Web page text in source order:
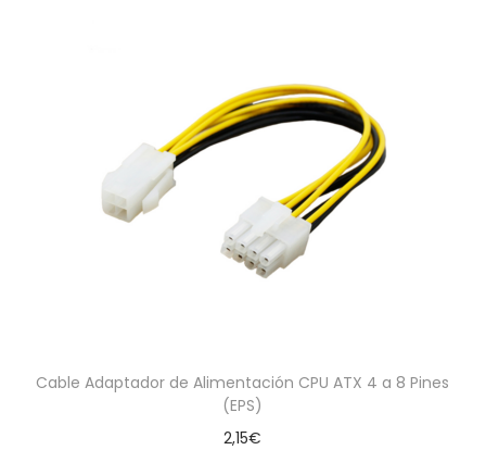
Cable Adaptador de Alimentación CPU ATX 4 a 8 Pines
(EPS)
2,15€